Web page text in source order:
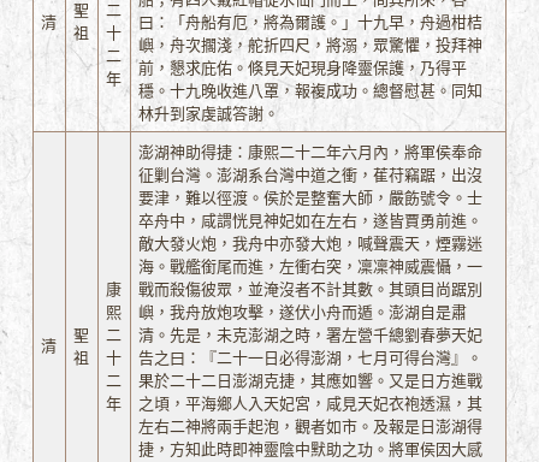
清
聖
祖
二
十
二
年
曰：「舟船有厄，將為爾護。」十九早，舟過柑桔
嶼，舟次擱淺，舵折四尺，將溺，眾驚懼，投拜神
前，懇求庇佑。倏見天妃現身降靈保護，乃得平
穩。十九晚收進八罩，報複成功。總督慰甚。同知
林升到家虔誠答謝。
清
聖
祖
康
熙
二
十
二
年
澎湖神助得捷：康熙二十二年六月內，將軍侯奉命
征剿台灣。澎湖系台灣中道之衝，萑苻竊踞，出沒
要津，難以徑渡。侯於是整奮大師，嚴飭號令。士
卒舟中，咸謂恍見神妃如在左右，遂皆賈勇前進。
敵大發火炮，我舟中亦發大炮，喊聲震天，煙霧迷
海。戰艦銜尾而進，左衝右突，凜凜神威震懾，一
戰而殺傷彼眾，並淹沒者不計其數。其頭目尚踞別
嶼，我舟放炮攻擊，遂伏小舟而遁。澎湖自是肅
清。先是，未克澎湖之時，署左營千總劉春夢天妃
告之曰：『二十一日必得澎湖，七月可得台灣』。
果於二十二日澎湖克捷，其應如響。又是日方進戰
之頃，平海鄉人入天妃宮，咸見天妃衣袍透濕，其
左右二神將兩手起泡，觀者如市。及報是日澎湖得
捷，方知此時即神靈陰中默助之功。將軍侯因大感